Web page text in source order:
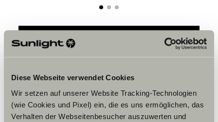
Diese Webseite verwendet Cookies
Wir setzen auf unserer Website Tracking-Technologien
(wie Cookies und Pixel) ein, die es uns ermöglichen, das
Verhalten der Webseitenbesucher auszuwerten und
Cookies, um die Inhalte zu sehen.
Cookie-Einstellungen